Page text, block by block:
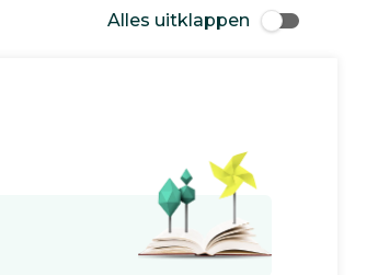
Alles uitklappen